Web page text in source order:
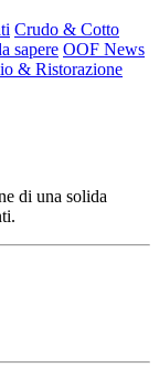
Crudo & Cotto
sapere OOF News
& Ristorazione
di una solida